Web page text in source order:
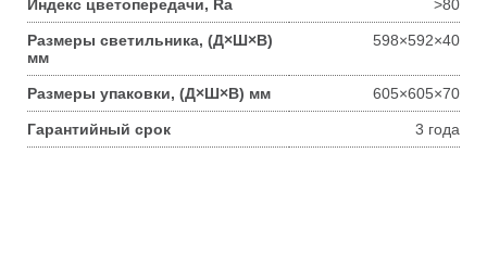
Индекс цветопередачи, Ra >80
Размеры светильника, (Д×Ш×В)
мм
598×592×40
Размеры упаковки, (Д×Ш×В) мм 605×605×70
Гарантийный срок 3 года